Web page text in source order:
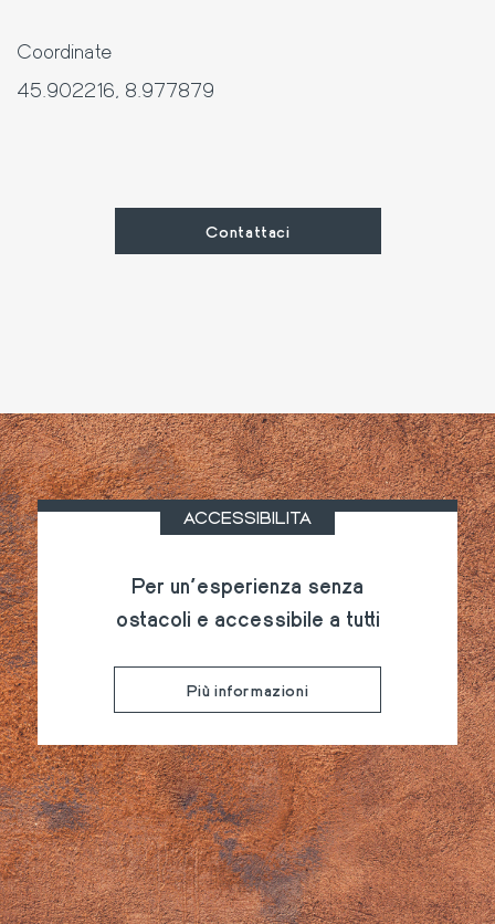
Coordinate
45.902216, 8.977879
Contattaci
ACCESSIBILITÀ
Per un’esperienza senza
ostacoli e accessibile a tutti
Più informazioni